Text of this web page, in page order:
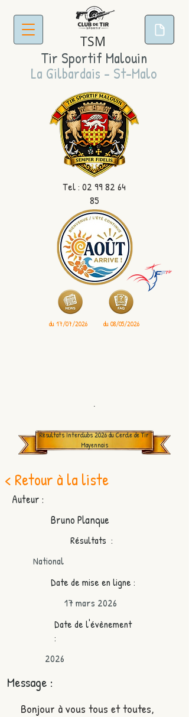
TSM
Tir Sportif Malouin
La Gilbardais - St-Malo
Tel : 02 99 82 64
85
du 17/07/2026 du 08/05/2026
.
Résultats Interclubs 2026 du Cercle de Tir
Mayennais
< Retour à la liste
Auteur :
Bruno Planque
Résultats :
National
Date de mise en ligne :
17 mars 2026
Date de l'évènement
:
2026
Message :
Bonjour à vous tous et toutes,